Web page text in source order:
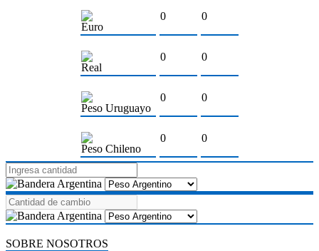
Euro
0 0
Real
0 0
Peso Uruguayo
0 0
Peso Chileno
0 0
SOBRE NOSOTROS